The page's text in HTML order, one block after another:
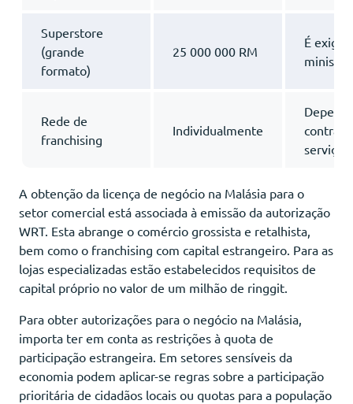
Superstore
(grande
formato)
25 000 000 RM
É
Rede de
franchising
Individualmente
serviços
A obtenção da licença de negócio na Malásia para o
setor comercial está associada à emissão da autorização
WRT. Esta abrange o comércio grossista e retalhista,
bem como o franchising com capital estrangeiro. Para as
lojas especializadas estão estabelecidos requisitos de
capital próprio no valor de um milhão de ringgit.
Para obter autorizações para o negócio na Malásia,
importa ter em conta as restrições à quota de
participação estrangeira. Em setores sensíveis da
economia podem aplicar-se regras sobre a participação
prioritária de cidadãos locais ou quotas para a população